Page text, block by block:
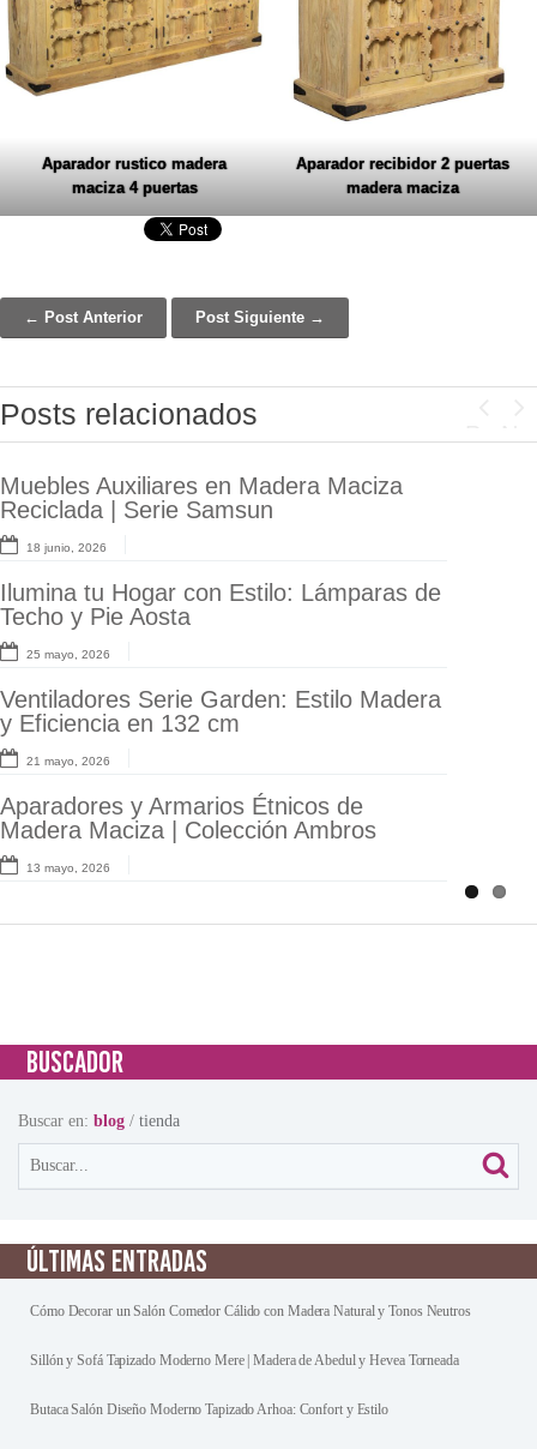
Aparador rustico madera
maciza 4 puertas
Aparador recibidor 2 puertas
madera maciza
Post navigation
← Post Anterior Post Siguiente →
Posts relacionados
Muebles Auxiliares en Madera Maciza
Reciclada | Serie Samsun
18 junio, 2026
Ilumina tu Hogar con Estilo: Lámparas de
Techo y Pie Aosta
25 mayo, 2026
Ventiladores Serie Garden: Estilo Madera
y Eficiencia en 132 cm
21 mayo, 2026
Aparadores y Armarios Étnicos de
Madera Maciza | Colección Ambros
13 mayo, 2026
Espejos Vestidores Serie Adelfo | Madera
de Mango Tallada a Mano
11 mayo, 2026
Armarios Abiertos Amendo: La
Revolución del Almacenaje con Forja
30 abril, 2026
Sofás y Butacas Mere para Interiores
Contemporáneos
24 abril, 2026
Aparadores y Muebles TV Modernos en
Fresno Lavado y Porcelánico
23 abril, 2026
BUSCADOR
Buscar en: blog / tienda
ÚLTIMAS ENTRADAS
Cómo Decorar un Salón Comedor Cálido con Madera Natural y Tonos Neutros
Sillón y Sofá Tapizado Moderno Mere | Madera de Abedul y Hevea Torneada
Butaca Salón Diseño Moderno Tapizado Arhoa: Confort y Estilo